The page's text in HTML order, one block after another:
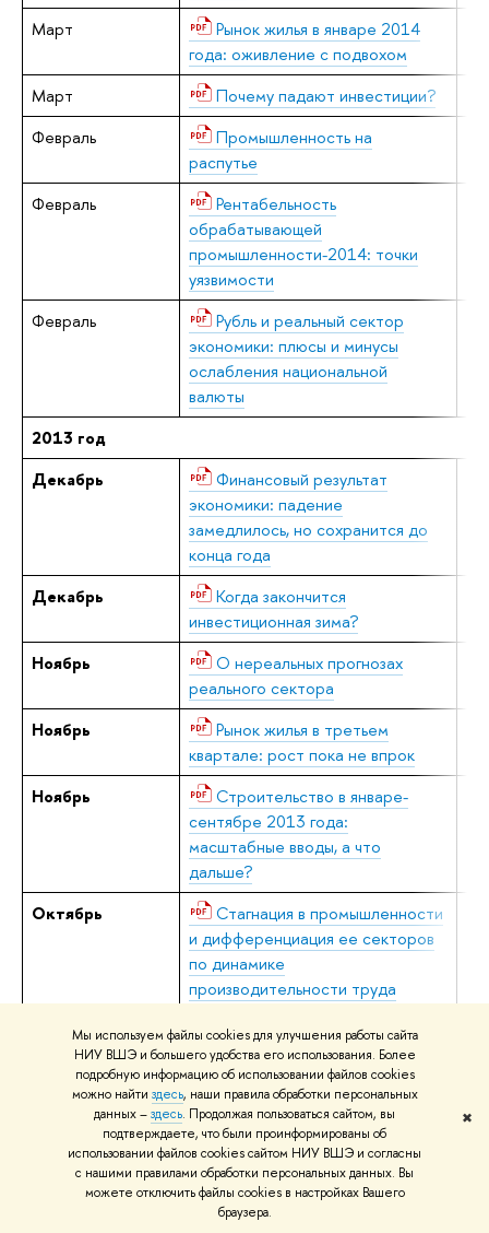
Мы используем файлы cookies для улучшения работы сайта
НИУ ВШЭ и большего удобства его использования. Более
подробную информацию об использовании файлов cookies
можно найти здесь, наши правила обработки персональных
данных –здесь. Продолжая пользоваться сайтом, вы
подтверждаете, что были проинформированы об
использовании файлов cookies сайтом НИУ ВШЭ и согласны
с нашими правилами обработки персональных данных. Вы
можете отключить файлы cookies в настройках Вашего
браузера.
✖
Март
Рынок жилья в январе 2014
года: оживление с подвохом
Март Почему падают инвестиции?
Февраль
Промышленность на
распутье
Февраль
Рентабельность
обрабатывающей
промышленности-2014: точки
уязвимости
Февраль
Рубль и реальный сектор
экономики: плюсы и минусы
ослабления национальной
валюты
2013 год
Декабрь
Финансовый результат
экономики: падение
замедлилось, но сохранится до
конца года
Декабрь
Когда закончится
инвестиционная зима?
Ноябрь
О нереальных прогнозах
реального сектора
Ноябрь
Рынок жилья в третьем
квартале: рост пока не впрок
Ноябрь
Строительство в январе-
сентябре 2013 года:
масштабные вводы, а что
дальше?
Октябрь
Стагнация в промышленности
и дифференциация ее секторов
по динамике
производительности труда
Сентябрь
Замораживание тарифов
монополий – новая стратегия
или популистский кульбит?
Рынок жилья во втором
квартале: взлёт, торможение и
ажиотажный спрос
Иностранные инвестиции: